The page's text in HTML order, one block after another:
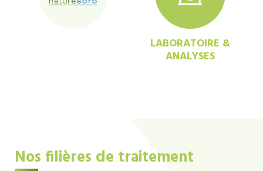
LABORATOIRE &
ANALYSES
Nos filières de traitement